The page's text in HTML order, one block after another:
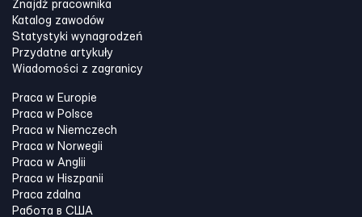
Znajdź pracownika
Katalog zawodów
Statystyki wynagrodzeń
Przydatne artykuły
Wiadomości z zagranicy
Praca w Europie
Praca w Polsce
Praca w Niemczech
Praca w Norwegii
Praca w Anglii
Praca w Hiszpanii
Praca zdalna
Работа в США